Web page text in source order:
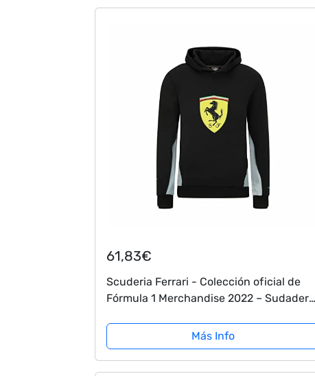
61,83€
Scuderia Ferrari - Colección oficial de
Fórmula 1 Merchandise 2022 – Sudadera
92
Más Info